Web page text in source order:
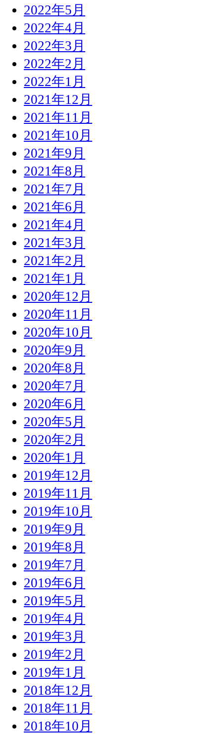
2022年5月
2022年4月
2022年3月
2022年2月
2022年1月
2021年12月
2021年11月
2021年10月
2021年9月
2021年8月
2021年7月
2021年6月
2021年4月
2021年3月
2021年2月
2021年1月
2020年12月
2020年11月
2020年10月
2020年9月
2020年8月
2020年7月
2020年6月
2020年5月
2020年2月
2020年1月
2019年12月
2019年11月
2019年10月
2019年9月
2019年8月
2019年7月
2019年6月
2019年5月
2019年4月
2019年3月
2019年2月
2019年1月
2018年12月
2018年11月
2018年10月